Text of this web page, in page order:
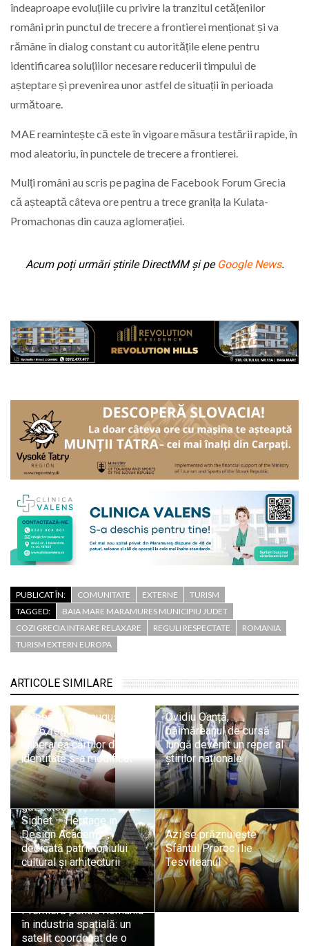
îndeaproape evoluțiile cu privire la tranzitul cetățenilor
români prin punctul de trecere a frontierei menționat și va
rămâne în dialog constant cu autoritățile elene pentru
identificarea soluțiilor necesare reducerii timpului de
așteptare și prevenirea unor astfel de situații în perioada
următoare.
MAE reamintește că este în vigoare măsura testării rapide, în
mod aleatoriu, în punctele de trecere a frontierei.
Mulți români au scris pe pagina de Facebook Forum Grecia
că așteaptă câteva ore pentru a trece granița la Kulata-
Promachonas din cauza aglomerației.
Acum poți urmări știrile DirectMM și pe Google News.
PUBLICAT ÎN: COMUNITATE EXTERNE
TURISM
TAGGED:
BAIA MARE MARAMURES MUNICIPIU JUDET
COZI GRECIA INTRARE RELAXARE
REGULI RESPECTATE
ROMANIA
TURISM EXTERN EUROPA
ARTICOLE SIMILARE
Începând cu 1 august
2026, regulile privind
eliberarea cărților de
identitate s-a modificat
Ovidiu Oanță,
băimăreanul de cursă
lungă devenit un reper al
știrilor naționale
Sighetu Marmației
găzduiește „Școala de la
Sighet – Heritage in
Design Academy”,
dedicată patrimoniului
cultural și arhitecturii
Azi se prăznuiește
Sfântul Proroc Ilie
Tesviteanul
Premieră pentru România
în industria spațială: un
satelit coordonat de o